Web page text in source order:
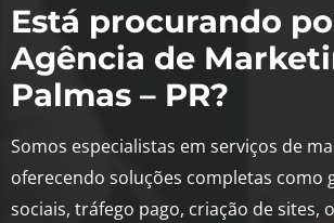
Está procurando
Agência de
Palmas – PR?
Somos especialistas em serviços de
oferecendo soluções completas como
sociais, tráfego pago, criação de sites,